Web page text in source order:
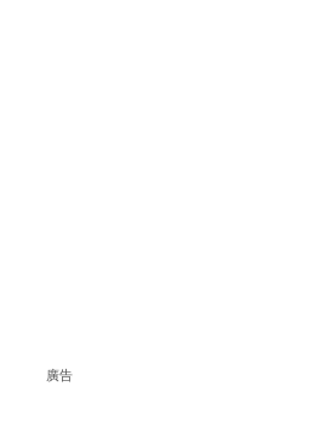
廣告